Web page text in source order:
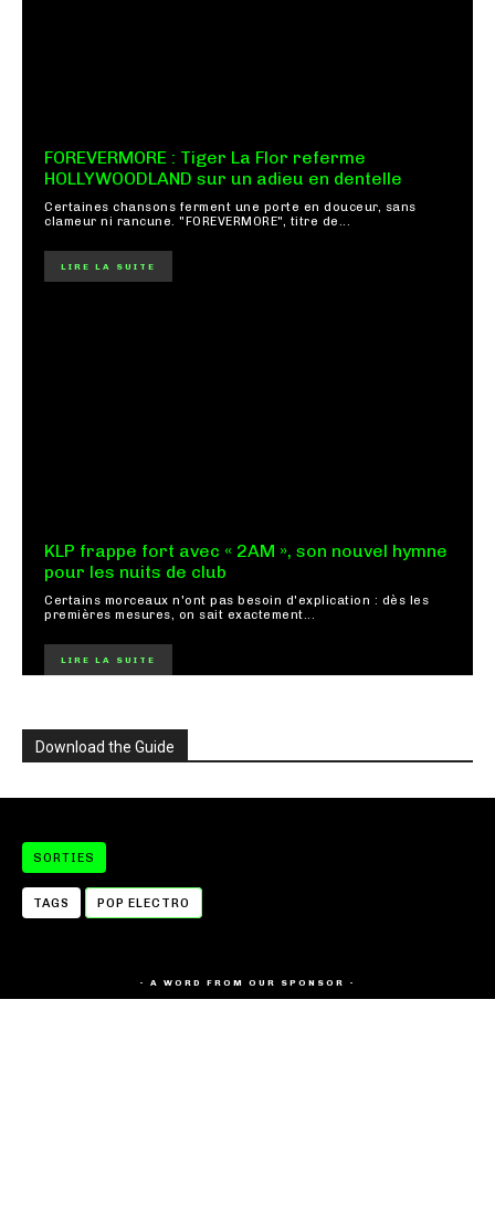
FOREVERMORE : Tiger La Flor referme
HOLLYWOODLAND sur un adieu en dentelle
Certaines chansons ferment une porte en douceur, sans
clameur ni rancune. "FOREVERMORE", titre de...
LIRE LA SUITE
KLP frappe fort avec « 2AM », son nouvel hymne
pour les nuits de club
Certains morceaux n'ont pas besoin d'explication : dès les
premières mesures, on sait exactement...
LIRE LA SUITE
Download the Guide
SORTIES
TAGS POP ELECTRO
- A WORD FROM OUR SPONSOR -